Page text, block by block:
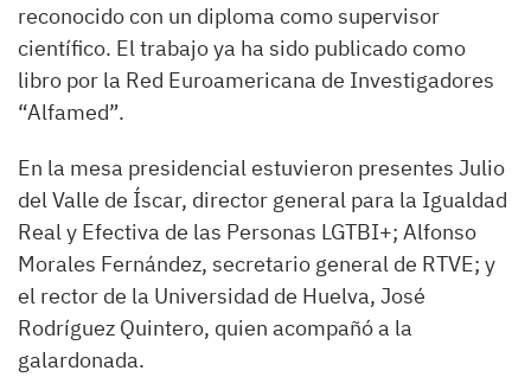
reconocido con un diploma como supervisor
científico. El trabajo ya ha sido publicado como
libro por la Red Euroamericana de Investigadores
“Alfamed”.
En la mesa presidencial estuvieron presentes Julio
del Valle de Íscar, director general para la Igualdad
Real y Efectiva de las Personas LGTBI+; Alfonso
Morales Fernández, secretario general de RTVE; y
el rector de la Universidad de Huelva, José
Rodríguez Quintero, quien acompañó a la
galardonada.